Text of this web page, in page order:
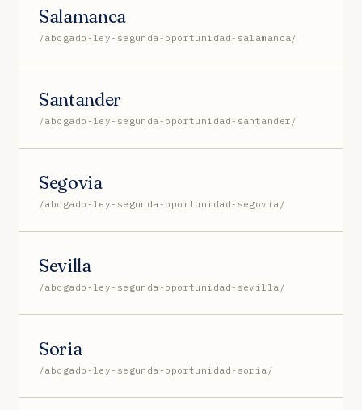
Salamanca
/abogado-ley-segunda-oportunidad-salamanca/
Santander
/abogado-ley-segunda-oportunidad-santander/
Segovia
/abogado-ley-segunda-oportunidad-segovia/
Sevilla
/abogado-ley-segunda-oportunidad-sevilla/
Soria
/abogado-ley-segunda-oportunidad-soria/